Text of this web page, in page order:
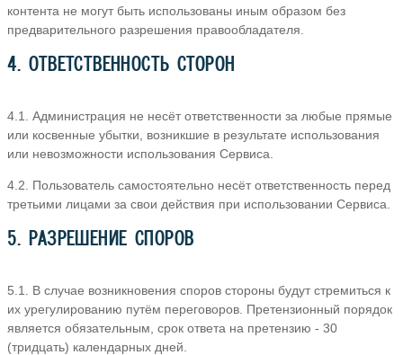
контента не могут быть использованы иным образом без
предварительного разрешения правообладателя.
4. ОТВЕТСТВЕННОСТЬ СТОРОН
4.1. Администрация не несёт ответственности за любые прямые
или косвенные убытки, возникшие в результате использования
или невозможности использования Сервиса.
4.2. Пользователь самостоятельно несёт ответственность перед
третьими лицами за свои действия при использовании Сервиса.
5. РАЗРЕШЕНИЕ СПОРОВ
5.1. В случае возникновения споров стороны будут стремиться к
их урегулированию путём переговоров. Претензионный порядок
является обязательным, срок ответа на претензию - 30
(тридцать) календарных дней.